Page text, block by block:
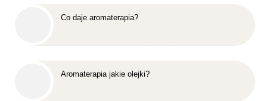
Co daje aromaterapia?
Aromaterapia jakie olejki?